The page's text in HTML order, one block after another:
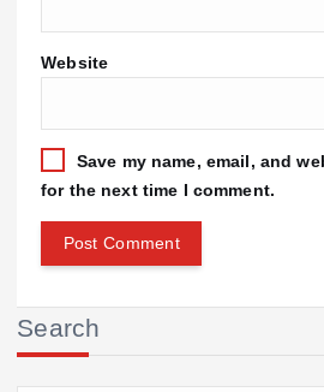
Website
Save my name, email, and
for the next time I comment.
Search